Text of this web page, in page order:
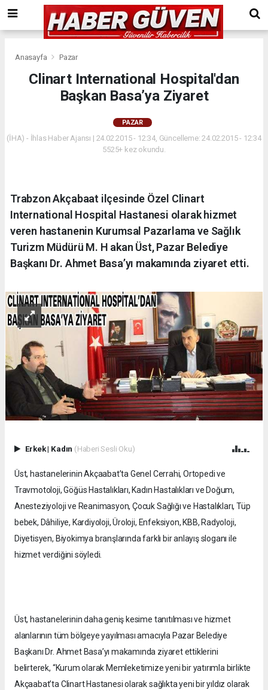
Anasayfa Pazar
Clinart International Hospital'dan
Başkan Basa’ya Ziyaret
PAZAR
(İHA) - İhlas Haber Ajansı | 24.02.2015 - 12:34, Güncelleme: 24.02.2015 - 12:34
5525+ kez okundu.
Trabzon Akçabaat ilçesinde Özel Clinart
International Hospital Hastanesi olarak hizmet
veren hastanenin Kurumsal Pazarlama ve Sağlık
Turizm Müdürü M. H akan Üst, Pazar Belediye
Başkanı Dr. Ahmet Basa’yı makamında ziyaret etti.
Erkek| Kadın (Haberi Sesli Oku)
Üst, hastanelerinin Akçaabat’ta Genel Cerrahi, Ortopedi ve
Travmotoloji, Göğüs Hastalıkları, Kadın Hastalıkları ve Doğum,
Anesteziyoloji ve Reanimasyon, Çocuk Sağlığı ve Hastalıkları, Tüp
bebek, Dâhiliye, Kardiyoloji, Üroloji, Enfeksiyon, KBB, Radyoloji,
Diyetisyen, Biyokimya branşlarında farklı bir anlayış sloganı ile
hizmet verdiğini söyledi.
Üst, hastanelerinin daha geniş kesime tanıtılması ve hizmet
alanlarının tüm bölgeye yayılması amacıyla Pazar Belediye
Başkanı Dr. Ahmet Basa’yı makamında ziyaret ettiklerini
belirterek, “Kurum olarak Memleketimize yeni bir yatırımla birlikte
Akçaabat’ta Clinart Hastanesi olarak sağlıkta yeni bir yıldız olarak